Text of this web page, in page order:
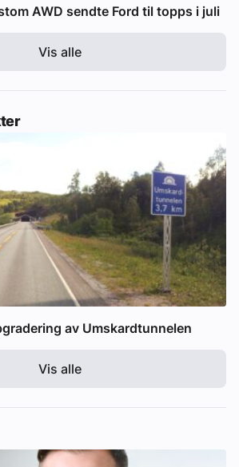
AWD sendte Ford til topps i juli
Vis alle
av Umskardtunnelen
Vis alle